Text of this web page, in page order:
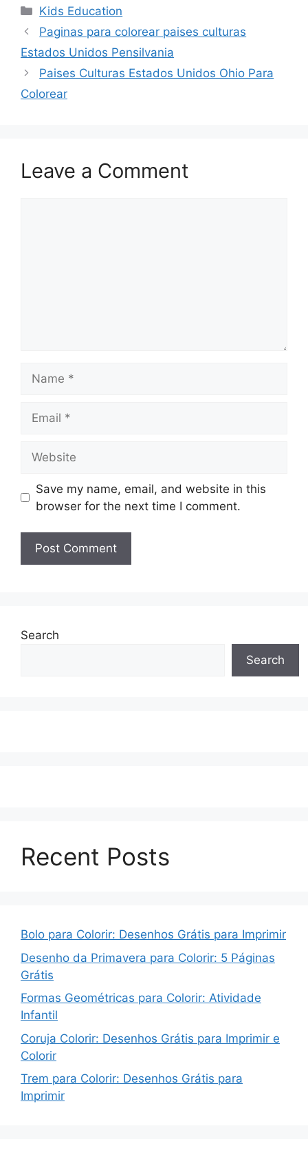
Categories
Kids Education
Paginas para colorear paises culturas
Estados Unidos Pensilvania
Paises Culturas Estados Unidos Ohio Para
Colorear
Leave a Comment
Save my name, email, and website in this
browser for the next time I comment.
Search
Search
Recent Posts
Bolo para Colorir: Desenhos Grátis para Imprimir
Desenho da Primavera para Colorir: 5 Páginas
Grátis
Formas Geométricas para Colorir: Atividade
Infantil
Coruja Colorir: Desenhos Grátis para Imprimir e
Colorir
Trem para Colorir: Desenhos Grátis para
Imprimir